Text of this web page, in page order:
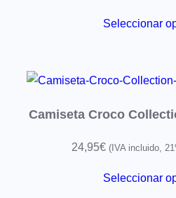
n
Seleccionar
Camiseta Croco
24,95€ (IVA incluido,
Seleccionar